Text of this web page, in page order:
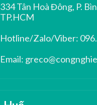
334 Tân Hoà Đông, P.
TP.HCM
Hotline/Zalo/Viber:
Email: